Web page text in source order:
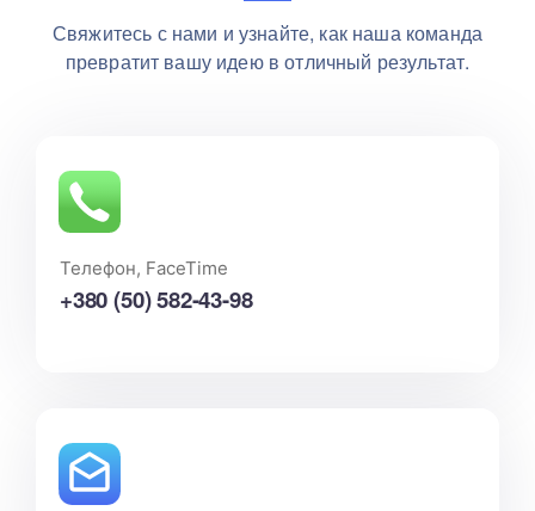
Свяжитесь с нами и узнайте, как наша команда
превратит вашу идею в отличный результат.
+380 (50) 582-43-98
Телефон, FaceTime